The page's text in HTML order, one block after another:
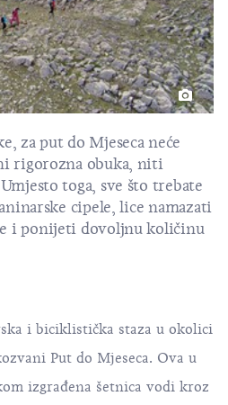
za put do Mjeseca neće
rigorozna obuka, niti
toga, sve što trebate
cipele, lice namazati
i ponijeti dovoljnu količinu
i biciklistička staza u okolici
Put do Mjeseca. Ova u
izgrađena šetnica vodi kroz